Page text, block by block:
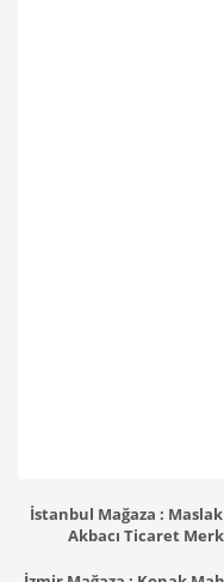
İstanbul Mağaza :
Akbacı Ticaret